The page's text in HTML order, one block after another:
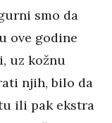
smo da
ove godine
uz kožnu
njih, bilo da
ili pak ekstra